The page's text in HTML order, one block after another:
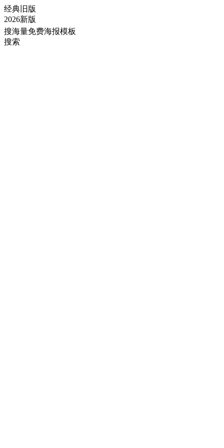
经典旧版
2026新版
搜海量免费海报模板
搜索